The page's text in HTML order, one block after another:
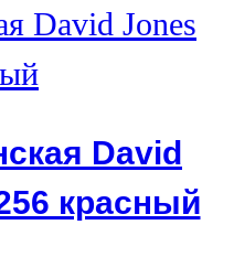
David
красный